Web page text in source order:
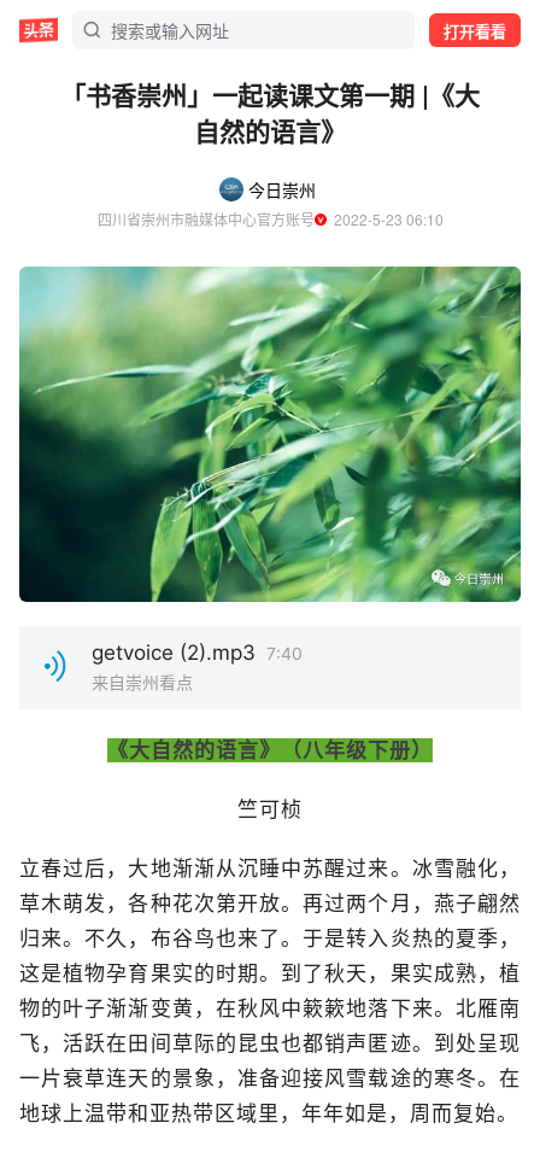
打开看看
「书香崇州」一起读课文第一期 |《大
自然的语言》
今日崇州
四川省崇州市融媒体中心官方账号
  2022-5-23 06:10
getvoice (2).mp3 7:40
来自崇州看点
《大自然的语言》（八年级下册）
竺可桢
立春过后，大地渐渐从沉睡中苏醒过来。冰雪融化，
草木萌发，各种花次第开放。再过两个月，燕子翩然
归来。不久，布谷鸟也来了。于是转入炎热的夏季，
这是植物孕育果实的时期。到了秋天，果实成熟，植
物的叶子渐渐变黄，在秋风中簌簌地落下来。北雁南
飞，活跃在田间草际的昆虫也都销声匿迹。到处呈现
一片衰草连天的景象，准备迎接风雪载途的寒冬。在
地球上温带和亚热带区域里，年年如是，周而复始。